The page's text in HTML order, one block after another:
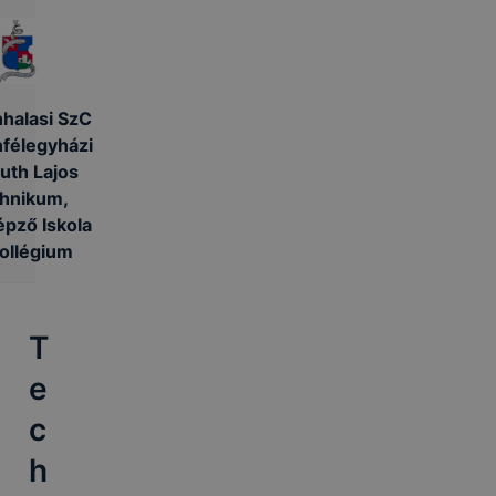
SzC
Lajos
Iskola
T
e
c
h